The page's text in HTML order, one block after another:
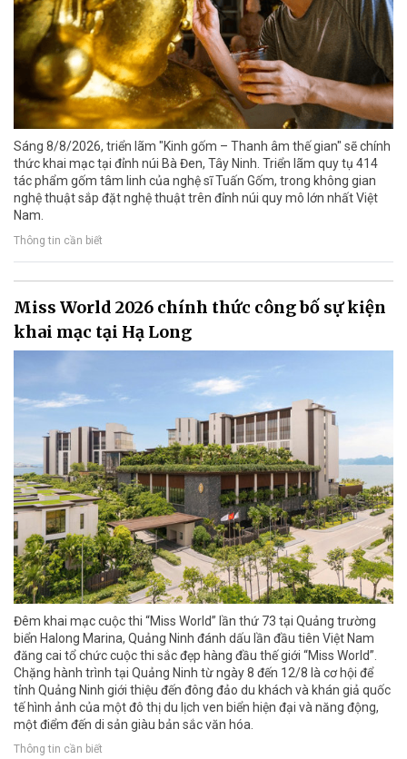
Sáng 8/8/2026, triển lãm "Kinh gốm – Thanh âm thế gian" sẽ chính
thức khai mạc tại đỉnh núi Bà Đen, Tây Ninh. Triển lãm quy tụ 414
tác phẩm gốm tâm linh của nghệ sĩ Tuấn Gốm, trong không gian
nghệ thuật sắp đặt nghệ thuật trên đỉnh núi quy mô lớn nhất Việt
Nam.
Thông tin cần biết
Miss World 2026 chính thức công bố sự kiện
khai mạc tại Hạ Long
Đêm khai mạc cuộc thi “Miss World” lần thứ 73 tại Quảng trường
biển Halong Marina, Quảng Ninh đánh dấu lần đầu tiên Việt Nam
đăng cai tổ chức cuộc thi sắc đẹp hàng đầu thế giới “Miss World”.
Chặng hành trình tại Quảng Ninh từ ngày 8 đến 12/8 là cơ hội để
tỉnh Quảng Ninh giới thiệu đến đông đảo du khách và khán giả quốc
tế hình ảnh của một đô thị du lịch ven biển hiện đại và năng động,
một điểm đến di sản giàu bản sắc văn hóa.
Thông tin cần biết